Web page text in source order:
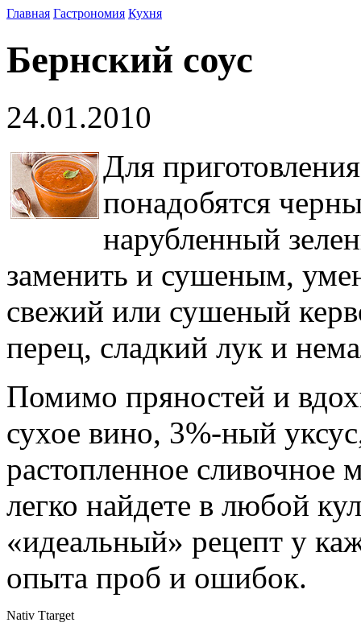
Главная Гастрономия Кухня
Бернский соус
24.01.2010
Для
понадобятся
нарубленный
заменить и сушеным,
свежий или сушеный
перец, сладкий лук и
Помимо пряностей и
сухое вино, 3%-ный
растопленное
легко найдете в любой
«идеальный» рецепт у
опыта проб и ошибок.
Nativ Ttarget